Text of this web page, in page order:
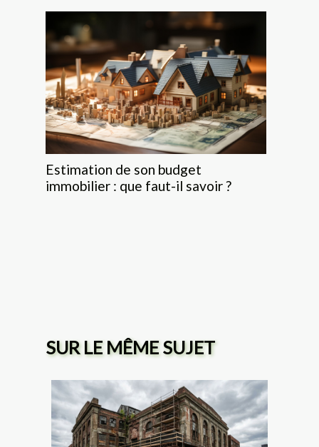
Estimation de son budget
immobilier : que faut-il savoir ?
SUR LE MÊME SUJET